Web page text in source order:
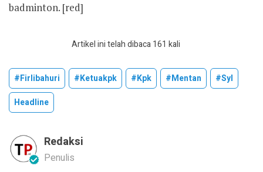
badminton. [red]
Artikel ini telah dibaca 161 kali
#firlibahuri #ketuakpk #kpk #mentan
#syl
Headline
Redaksi
Penulis